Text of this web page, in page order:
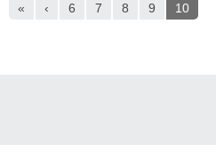
« ‹ 6 7 8 9 10